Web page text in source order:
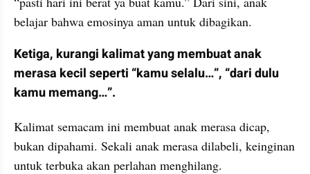
belajar bahwa emosinya aman untuk dibagikan.
Ketiga, kurangi kalimat yang membuat anak
merasa kecil seperti “kamu selalu…”, “dari dulu
kamu memang…”.
Kalimat semacam ini membuat anak merasa dicap,
bukan dipahami. Sekali anak merasa dilabeli, keinginan
untuk terbuka akan perlahan menghilang.